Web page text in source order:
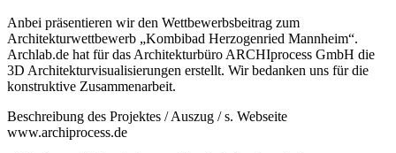
Anbei präsentieren wir den Wettbewerbsbeitrag zum
Architekturwettbewerb „Kombibad Herzogenried Mannheim“.
Archlab.de hat für das Architekturbüro ARCHIprocess GmbH die
3D Architekturvisualisierungen erstellt. Wir bedanken uns für die
konstruktive Zusammenarbeit.
Beschreibung des Projektes / Auszug / s. Webseite
www.archiprocess.de